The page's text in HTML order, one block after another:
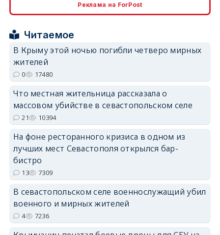
Реклама на ForPost
Читаемое
В Крыму этой ночью погибли четверо мирных
жителей
0 17480
Что местная жительница рассказала о
массовом убийстве в севастопольском селе
21 10394
На фоне ресторанного кризиса в одном из
лучших мест Севастополя открылся бар-
бистро
13 7309
В севастопольском селе военнослужащий убил
военного и мирных жителей
4 7236